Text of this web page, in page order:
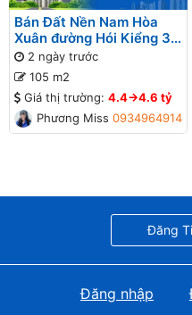
Bán Đất Nền Nam Hòa
Xuân đường Hói Kiểng 31
B2-95 lô 9x - Gần Sông
2 ngày trước
105 m2
Giá thị trường: 4.4->4.6 tỷ
Phương Missa0934964914
Đăng
Đăng nhập